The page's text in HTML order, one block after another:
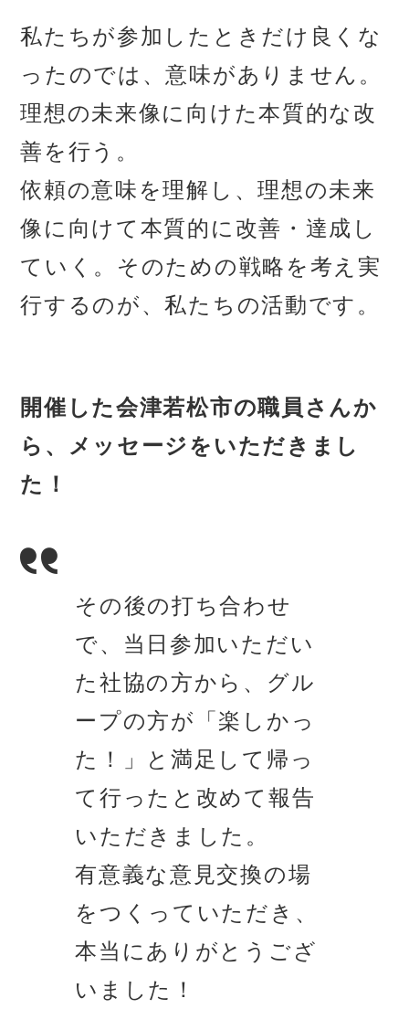
私たちが参加したときだけ良くな
ったのでは、意味がありません。
理想の未来像に向けた本質的な改
善を行う。
依頼の意味を理解し、理想の未来
像に向けて本質的に改善・達成し
ていく。そのための戦略を考え実
行するのが、私たちの活動です。
開催した会津若松市の職員さんか
ら、メッセージをいただきまし
た！
その後の打ち合わせ
で、当日参加いただい
た社協の方から、グル
ープの方が「楽しかっ
た！」と満足して帰っ
て行ったと改めて報告
いただきました。
有意義な意見交換の場
をつくっていただき、
本当にありがとうござ
いました！